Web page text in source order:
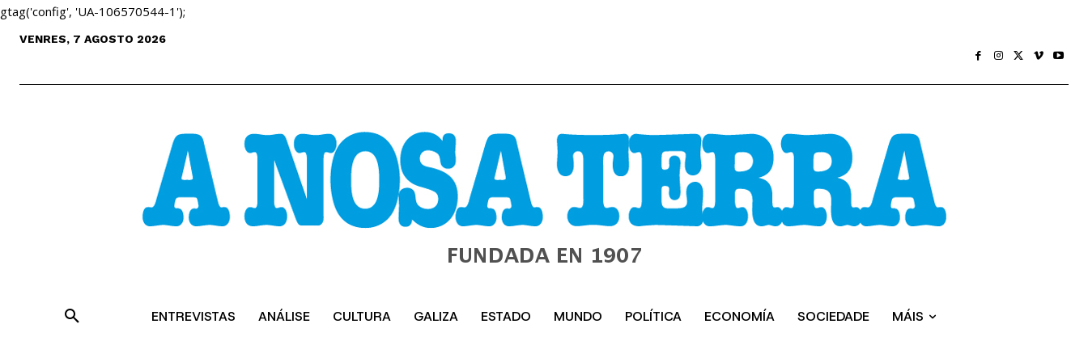
gtag('config', 'UA-106570544-1');
VENRES, 7 AGOSTO 2026
ENTREVISTAS ANÁLISE CULTURA GALIZA ESTADO MUNDO POLÍTICA ECONOMÍA SOCIEDADE MÁIS